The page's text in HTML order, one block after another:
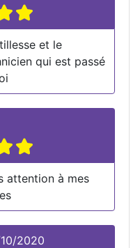
et le
qui est passé
attention à mes
2020